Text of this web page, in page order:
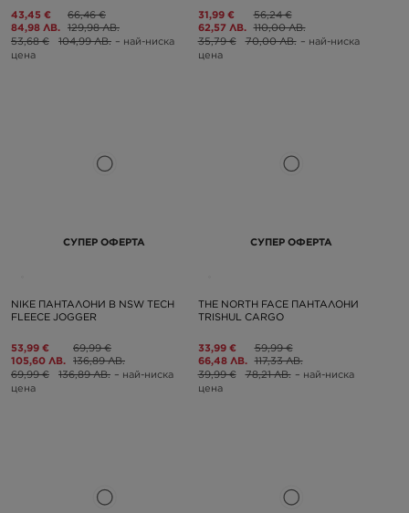
43,45 €
84,98 ЛВ.
66,46 €
129,98 ЛВ.
53,68 €
104,99 ЛВ. – най-ниска
цена
31,99 €
62,57 ЛВ.
56,24 €
110,00 ЛВ.
35,79 €
70,00 ЛВ. – най-ниска
цена
СУПЕР ОФЕРТА
NIKE ПАНТАЛОНИ B NSW TECH
FLEECE JOGGER
53,99 €
105,60 ЛВ.
69,99 €
136,89 ЛВ.
69,99 €
136,89 ЛВ. – най-ниска
цена
СУПЕР ОФЕРТА
THE NORTH FACE ПАНТАЛОНИ
TRISHUL CARGO
33,99 €
66,48 ЛВ.
59,99 €
117,33 ЛВ.
39,99 €
78,21 ЛВ. – най-ниска
цена